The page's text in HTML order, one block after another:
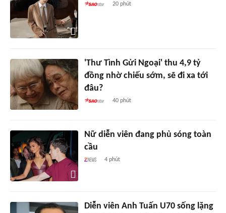
20 phút
'Thư Tình Gửi Ngoại' thu 4,9 tỷ
đồng nhờ chiếu sớm, sẽ đi xa tới
đâu?
40 phút
Nữ diễn viên đang phủ sóng toàn
cầu
4 phút
Diễn viên Anh Tuấn U70 sống lặng